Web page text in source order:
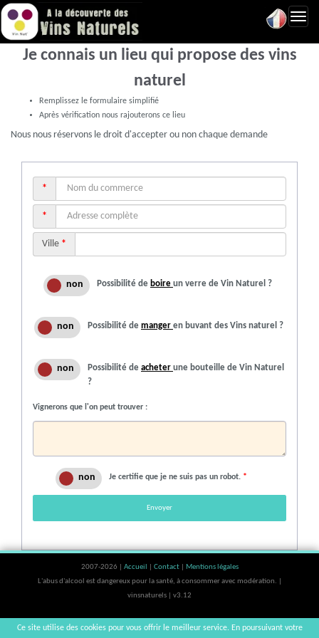
Je connais un lieu qui propose des vins
naturel
Remplissez le formulaire simplifié
Après vérification nous rajouterons ce lieu
Nous nous réservons le droit d'accepter ou non chaque demande
*
*
Ville *
Possibilité de boire un verre de Vin Naturel ?
Possibilité de manger en buvant des Vins naturel ?
Possibilité de acheter une bouteille de Vin Naturel
?
Vignerons que l'on peut trouver :
Je certifie que je ne suis pas un robot. *
Envoyer
2007-2026 | Accueil Contact
Mentions légales
L'abus d'alcool est dangereux pour la santé, à consommer avec modération. |
vinsnaturels | v3.12
Ce site utilise des cookies pour vous offrir le meilleur service. En poursuivant votre